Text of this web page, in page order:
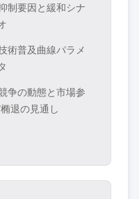
制要因と緩和シナ
術普及曲線パラメ
争の動態と市場参
退の見通し